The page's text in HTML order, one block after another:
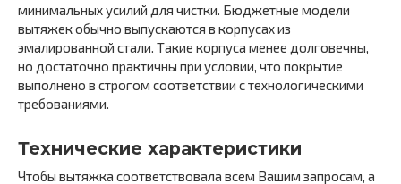
минимальных усилий для чистки. Бюджетные модели
вытяжек обычно выпускаются в корпусах из
эмалированной стали. Такие корпуса менее долговечны,
но достаточно практичны при условии, что покрытие
выполнено в строгом соответствии с технологическими
требованиями.
Технические характеристики
Чтобы вытяжка соответствовала всем Вашим запросам, а